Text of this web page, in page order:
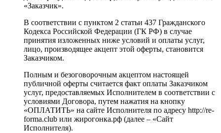
«Заказчик».
В соответствии с пунктом 2 статьи 437 Гражданского
Кодекса Российской Федерации (ГК РФ) в случае
принятия изложенных ниже условий и оплаты услуг,
лицо, производящее акцепт этой оферты, становится
Заказчиком.
Полным и безоговорочным акцептом настоящей
публичной оферты считается факт оплаты Заказчиком
услуг, предоставляемых Исполнителем в соответствии с
условиями Договора, путем нажатия на кнопку
«ОПЛАТИТЬ» на сайте Исполнителя по адресу http://re-
forma.club или жирогонка.рф (далее – «Сайт
Исполнителя).